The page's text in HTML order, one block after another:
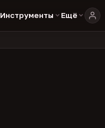
Инструменты Ещё